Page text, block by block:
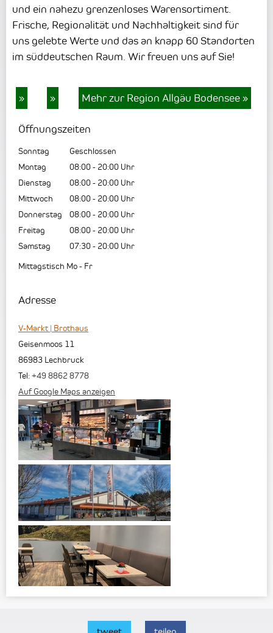
und ein nahezu grenzenloses Warensortiment.
Frische, Regionalität und Nachhaltigkeit sind für
uns gelebte Werte und das an knapp 60 Standorten
im süddeutschen Raum. Wir freuen uns auf Sie!
» » Mehr zur Region Allgäu Bodensee »
Öffnungszeiten
Sonntag
Geschlossen
Montag
08:00- 20:00 Uhr
Dienstag
08:00- 20:00 Uhr
Mittwoch
08:00- 20:00 Uhr
Donnerstag
08:00- 20:00 Uhr
Freitag
08:00- 20:00 Uhr
Samstag
07:30- 20:00 Uhr
Mittagstisch Mo - Fr
Adresse
V-Markt | Brothaus
Geisenmoos 11
86983 Lechbruck
Tel: +49 8862 8778
Auf Google Maps anzeigen